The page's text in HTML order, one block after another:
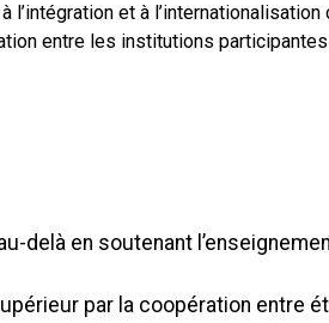
et à
entre les institutions
delà en soutenant
par la coopération entre